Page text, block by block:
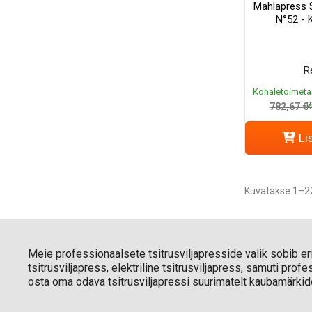
Mahlapress
N°52 -
782,67 €*
Kuvatakse
Meie professionaalsete tsitrusviljapresside valik sobib
tsitrusviljapress, elektriline tsitrusviljapress, samuti
osta oma odava tsitrusviljapressi suurimatelt